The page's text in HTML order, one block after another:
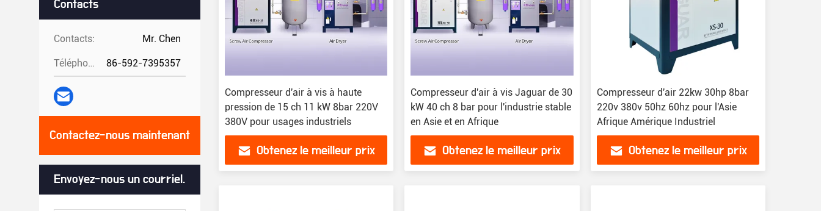
Contacts
Contacts: Mr. Chen
Téléphone: 86-592-7395357
Contactez-nous maintenant
Envoyez-nous un courriel.
Compresseur d'air à vis à haute
pression de 15 ch 11 kW 8bar 220V
380V pour usages industriels
Obtenez le meilleur prix
Compresseur d'air à vis Jaguar de 30
kW 40 ch 8 bar pour l'industrie stable
en Asie et en Afrique
Obtenez le meilleur prix
Compresseur d'air 22kw 30hp 8bar
220v 380v 50hz 60hz pour l'Asie
Afrique Amérique Industriel
Obtenez le meilleur prix